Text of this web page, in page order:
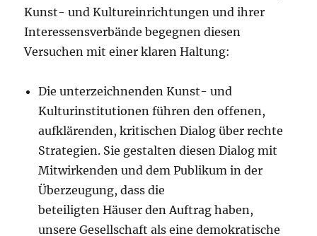
Kunst- und Kultureinrichtungen und ihrer
Interessensverbände begegnen diesen
Versuchen mit einer klaren Haltung:
Die unterzeichnenden Kunst- und
Kulturinstitutionen führen den offenen,
aufklärenden, kritischen Dialog über rechte
Strategien. Sie gestalten diesen Dialog mit
Mitwirkenden und dem Publikum in der
Überzeugung, dass die
beteiligten Häuser den Auftrag haben,
unsere Gesellschaft als eine demokratische